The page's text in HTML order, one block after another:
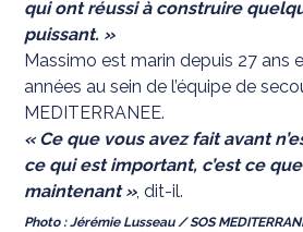
qui ont réussi à construire
puissant. »
Massimo est marin depuis 27 ans
années au sein de l’équipe de
MEDITERRANEE.
« Ce que vous avez fait avant
ce qui est important, c’est ce
maintenant », dit-il.
Photo : Jérémie Lusseau / SOS